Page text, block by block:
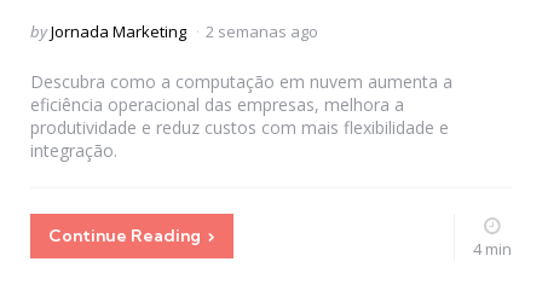
Posted
byJornada Marketing 2 semanas ago
Descubra como a computação em nuvem aumenta a
eficiência operacional das empresas, melhora a
produtividade e reduz custos com mais flexibilidade e
integração.
Continue Reading
4 min